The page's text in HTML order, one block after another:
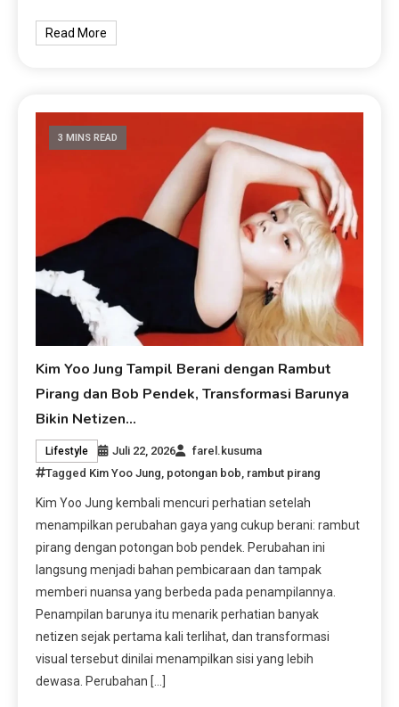
Read More
3 MINS READ
Kim Yoo Jung Tampil Berani dengan Rambut
Pirang dan Bob Pendek, Transformasi Barunya
Bikin Netizen…
Lifestyle Juli 22, 2026
farel.kusuma
Tagged Kim Yoo Jung potongan bob rambut pirang
Kim Yoo Jung kembali mencuri perhatian setelah
menampilkan perubahan gaya yang cukup berani: rambut
pirang dengan potongan bob pendek. Perubahan ini
langsung menjadi bahan pembicaraan dan tampak
memberi nuansa yang berbeda pada penampilannya.
Penampilan barunya itu menarik perhatian banyak
netizen sejak pertama kali terlihat, dan transformasi
visual tersebut dinilai menampilkan sisi yang lebih
dewasa. Perubahan […]